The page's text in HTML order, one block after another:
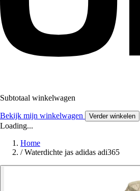
Subtotaal winkelwagen
Bekijk mijn winkelwagen Verder winkelen
Loading...
Home
/ Waterdichte jas adidas adi365